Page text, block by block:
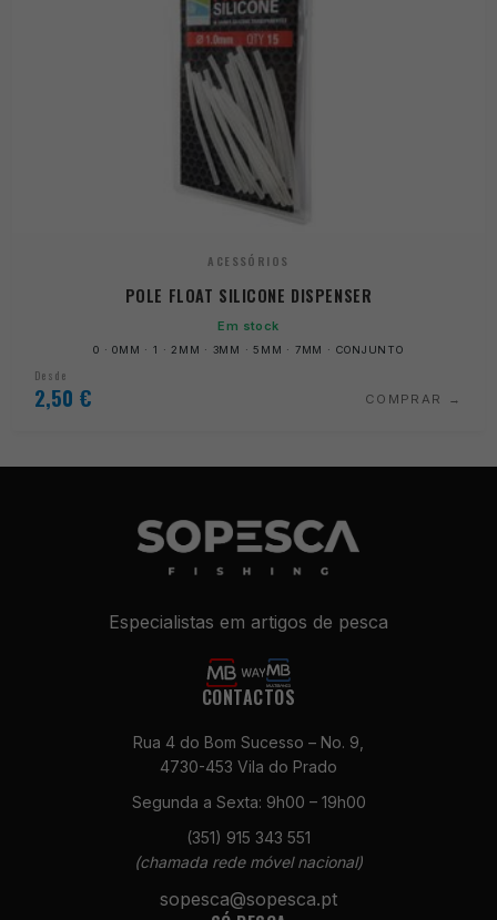
ACESSÓRIOS
POLE FLOAT SILICONE DISPENSER
Em stock
0 · 0MM · 1 · 2MM · 3MM · 5MM · 7MM · CONJUNTO
Desde
2,50 € COMPRAR
Especialistas em artigos de pesca
CONTACTOS
Rua 4 do Bom Sucesso – No. 9,
4730-453 Vila do Prado
Segunda a Sexta: 9h00 – 19h00
(351) 915 343 551
(chamada rede móvel nacional)
sopesca@sopesca.pt